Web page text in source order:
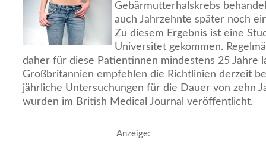
Gebärmutterhalskrebs
auch Jahrzehnte später noch
Zu diesem Ergebnis ist eine
Universitet gekommen.
daher für diese Patientinnen mindestens 25 Jahre
Großbritannien empfehlen die Richtlinien derzeit
jährliche Untersuchungen für die Dauer von zehn
wurden im British Medical Journal veröffentlicht.
Anzeige: